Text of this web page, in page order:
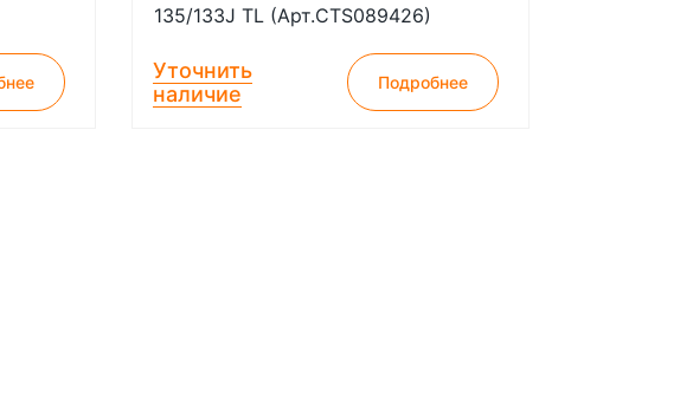
135/133J TL (Арт.CTS089426)
Уточнить
наличие
Подробнее